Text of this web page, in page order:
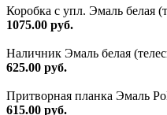
Коробка с упл. Эмаль белая
1075.00 руб.
Наличник Эмаль белая
625.00 руб.
Притворная планка Эмаль
615.00 руб.